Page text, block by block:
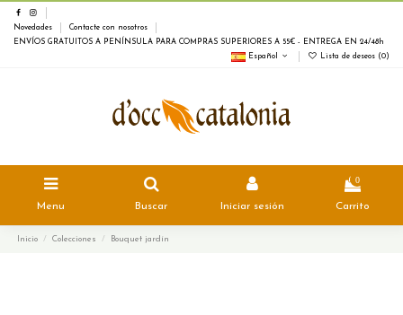
Novedades
Contacte con nosotros
ENVÍOS GRATUITOS A PENÍNSULA PARA COMPRAS SUPERIORES A 55€ - ENTREGA EN 24/48h
Español
Lista de deseos (0)
Menu Buscar Iniciar sesión
0
Carrito
Inicio Colecciones Bouquet jardín